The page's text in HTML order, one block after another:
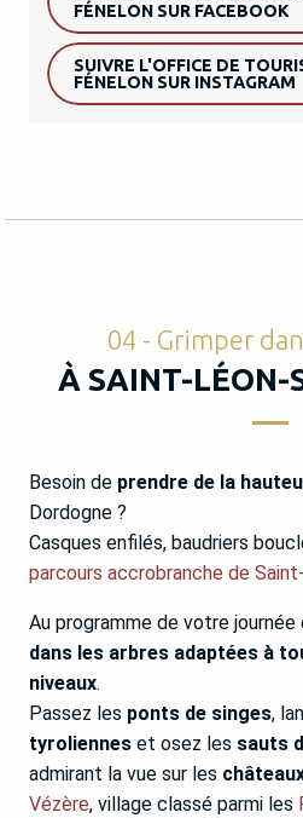
FÉNELON SUR FACEBOOK
SUIVRE L'OFFICE DE
FÉNELON SUR INSTAGRAM
04 - Grimper
À SAINT-LÉON-
Besoin de prendre de la
Dordogne ?
Casques enfilés, baudriers
parcours accrobranche de
Au programme de votre journée
dans les arbres adaptées à
niveaux.
Passez les ponts de singes,
tyroliennes et osez les sauts
admirant la vue sur les
Vézère, village classé parmi les